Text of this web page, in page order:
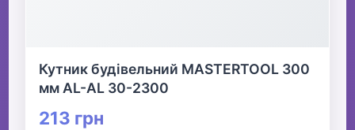
Кутник будівельний MASTERTOOL 300
мм AL-AL 30-2300
213 грн